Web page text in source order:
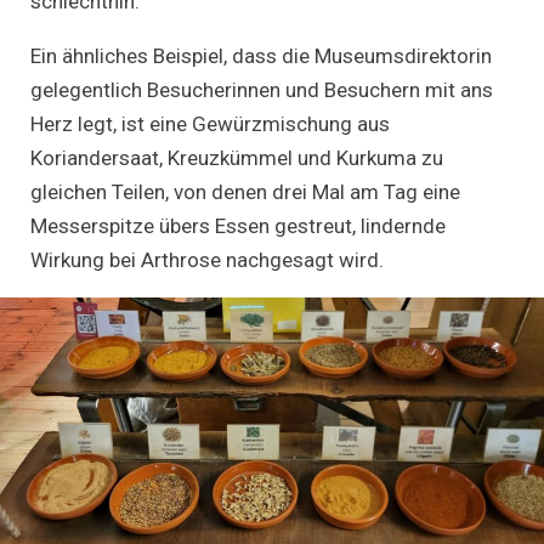
Ein ähnliches Beispiel, dass die Museumsdirektorin
gelegentlich Besucherinnen und Besuchern mit ans
Herz legt, ist eine Gewürzmischung aus
Koriandersaat, Kreuzkümmel und Kurkuma zu
gleichen Teilen, von denen drei Mal am Tag eine
Messerspitze übers Essen gestreut, lindernde
Wirkung bei Arthrose nachgesagt wird.